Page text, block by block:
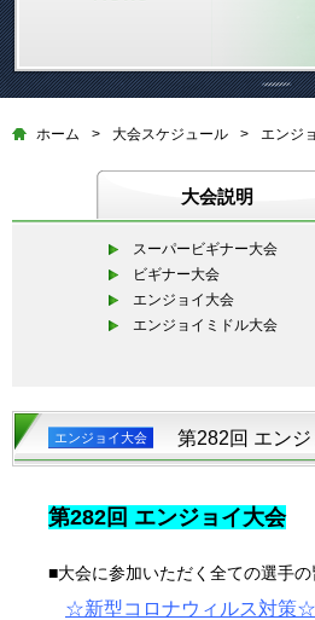
ホーム > 大会スケジュール > エンジ
大会説明
スーパービギナー大会
ビギナー大会
エンジョイ大会
エンジョイミドル大会
エンジョイ大会 第282回 エン
第282回 エンジョイ大会
■大会に参加いただく全ての選手
☆新型コロナウィルス対策☆